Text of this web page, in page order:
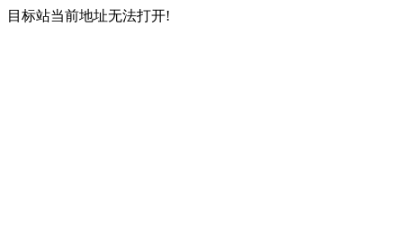
目标站当前地址无法打开!